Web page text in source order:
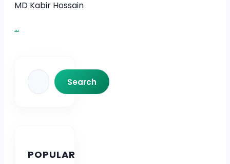
MD Kabir Hossain
...
Search
Search
POPULAR